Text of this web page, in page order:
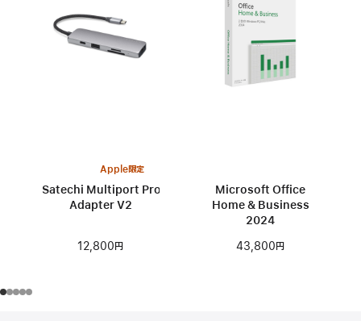
Apple限定
Satechi Multiport Pro
Adapter V2
12,800円
Microsoft Office
Home & Business
2024
43,800円